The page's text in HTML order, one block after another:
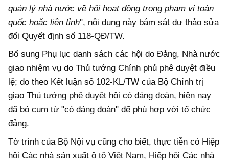
quản lý nhà nước về hội hoạt động trong phạm vi toàn
quốc hoặc liên tỉnh", nội dung này bám sát dự thảo sửa
đổi Quyết định số 118-QĐ/TW.
Bổ sung Phụ lục danh sách các hội do Đảng, Nhà nước
giao nhiệm vụ do Thủ tướng Chính phủ phê duyệt điều
lệ; do theo Kết luận số 102-KL/TW của Bộ Chính trị
giao Thủ tướng phê duyệt hội có đảng đoàn, hiện nay
đã bỏ cụm từ "có đảng đoàn" để phù hợp với tổ chức
đảng.
Tờ trình của Bộ Nội vụ cũng cho biết, thực tiễn có Hiệp
hội Các nhà sản xuất ô tô Việt Nam, Hiệp hội Các nhà